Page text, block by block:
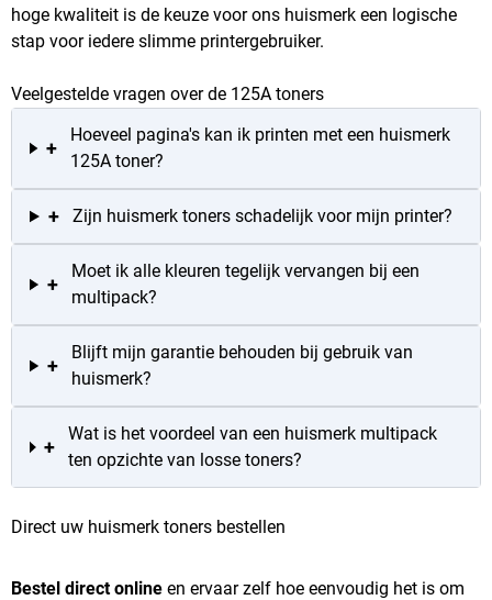
hoge kwaliteit is de keuze voor ons huismerk een logische
stap voor iedere slimme printergebruiker.
Veelgestelde vragen over de 125A toners
+
Hoeveel pagina's kan ik printen met een huismerk
125A toner?
+ Zijn huismerk toners schadelijk voor mijn printer?
+
Moet ik alle kleuren tegelijk vervangen bij een
multipack?
+
Blijft mijn garantie behouden bij gebruik van
huismerk?
+
Wat is het voordeel van een huismerk multipack
ten opzichte van losse toners?
Direct uw huismerk toners bestellen
Bestel direct online en ervaar zelf hoe eenvoudig het is om